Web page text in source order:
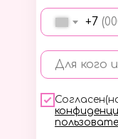
+7
Для кого